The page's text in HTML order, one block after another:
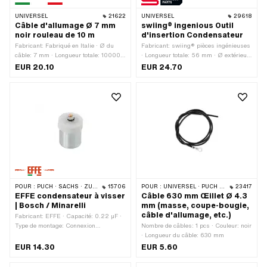
UNIVERSEL 21622
Câble d'allumage Ø 7 mm
noir rouleau de 10 m
Fabricant: Fabriqué en Italie · Ø du
câble: 7 mm · Longueur totale: 10000
mm · Couleur: noir · Sous-catégorie:
EUR 20.10
UNIVERSEL 29618
swiing® ingenious Outil
d'insertion Condensateur
Fabricant: swiing® pièces ingénieuses
· Longueur totale: 56 mm · Ø extérieur:
21.7 mm · Champ d'application: Outils
EUR 24.70
POUR : PUCH · SACHS · ZÜNDAPP BELMONDO · TOMOS · DKW · HERCULES · KREIDLER · MALAGUTI · ZÜNDAPP · KTM · BATAVUS · RIXE · ITALJET 15706
EFFE condensateur à visser
| Bosch / Minarelli
Fabricant: EFFE · Capacité: 0.22 µF ·
Type de montage: Connexion
Filetage à visser · Hauteur: 25 mm · Ø
EUR 14.30
POUR : UNIVERSEL · PUCH · SACHS · PIAGGIO · ZÜNDAPP BELMONDO · SOLEX · KREIDLER 23417
Câble 630 mm Œillet Ø 4.3
mm (masse, coupe-bougie,
câble d'allumage, etc.)
Nombre de câbles: 1 pcs · Couleur: noir
· Longueur du câble: 630 mm
EUR 5.60